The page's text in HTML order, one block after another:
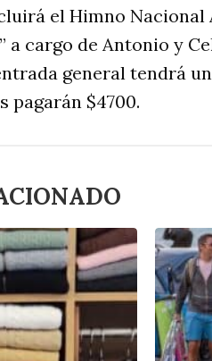
el Himno
a cargo de Antonio y
general tendrá
pagarán $4700.